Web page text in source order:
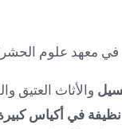
معهد علوم
والأثاث العتيق
في أكياس